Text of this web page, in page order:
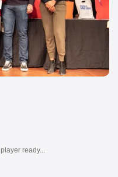
player ready...